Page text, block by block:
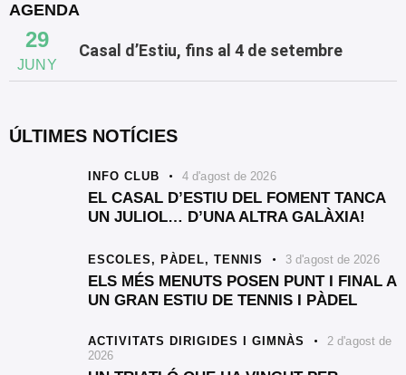
AGENDA
29
JUNY
Casal d’Estiu, fins al 4 de setembre
ÚLTIMES NOTÍCIES
INFO CLUB 4 d'agost de 2026
EL CASAL D’ESTIU DEL FOMENT TANCA
UN JULIOL… D’UNA ALTRA GALÀXIA!
ESCOLES, PÀDEL, TENNIS 3 d'agost de 2026
ELS MÉS MENUTS POSEN PUNT I FINAL A
UN GRAN ESTIU DE TENNIS I PÀDEL
ACTIVITATS DIRIGIDES I GIMNÀS
2 d'agost de
2026